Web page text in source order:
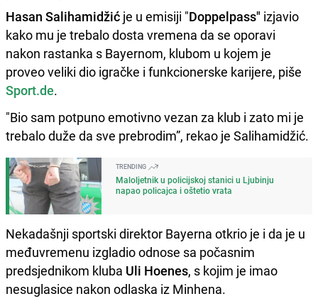
Hasan Salihamidžić je u emisiji "Doppelpass" izjavio
kako mu je trebalo dosta vremena da se oporavi
nakon rastanka s Bayernom, klubom u kojem je
proveo veliki dio igračke i funkcionerske karijere, piše
Sport.de.
"Bio sam potpuno emotivno vezan za klub i zato mi je
trebalo duže da sve prebrodim”, rekao je Salihamidžić.
TRENDING
Maloljetnik u policijskoj stanici u Ljubinju
napao policajca i oštetio vrata
Nekadašnji sportski direktor Bayerna otkrio je i da je u
međuvremenu izgladio odnose sa počasnim
predsjednikom kluba Uli Hoenes, s kojim je imao
nesuglasice nakon odlaska iz Minhena.